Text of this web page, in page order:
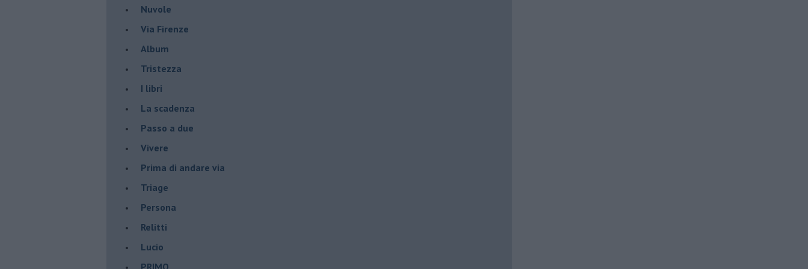
Nuvole
Via Firenze
Album
Tristezza
I libri
La scadenza
Passo a due
Vivere
Prima di andare via
Triage
Persona
Relitti
Lucio
PRIMO